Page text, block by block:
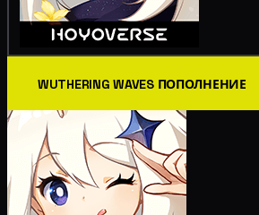
WUTHERING WAVES ПОПОЛНЕНИЕ